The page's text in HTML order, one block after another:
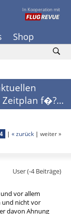
In Kooperation mit
Shop
f�?...
4 | « zurück | weiter »
User (-4 Beiträge)
vor allem
und nicht vor
davon Ahnung